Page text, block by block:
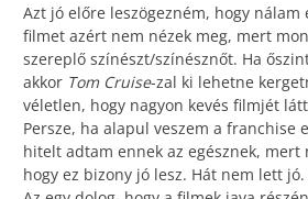
Azt jó előre leszögezném, hogy
filmet azért nem nézek meg, mert
szereplő színészt/színésznőt. Ha
akkor Tom Cruise-zal ki lehetne
véletlen, hogy nagyon kevés filmjét
Persze, ha alapul veszem a franchise
hitelt adtam ennek az egésznek, mert
hogy ez bizony jó lesz. Hát nem lett jó.